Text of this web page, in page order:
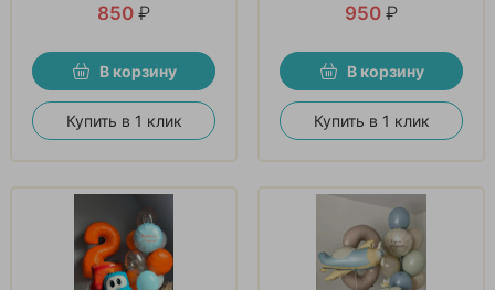
850 ₽
В корзину
Купить в 1 клик
950 ₽
В корзину
Купить в 1 клик